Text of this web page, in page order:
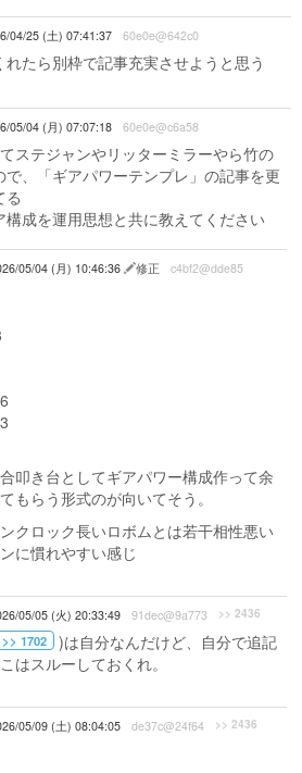
04/25 (土) 07:41:37 60e0e@642c0
れたら別枠で記事充実させようと思う
05/04 (月) 07:07:18 60e0e@c6a58
ステジャンやリッターミラーやら竹の
、「ギアパワーテンプレ」の記事を更
る
構成を運用思想と共に教えてください
05/04 (月) 10:46:36 修正 c4bf2@dde85
叩き台としてギアパワー構成作って余
もらう形式のが向いてそう。
クロック長いロボムとは若干相性悪い
に慣れやすい感じ
05/05 (火) 20:33:49 91dec@9a773 >> 2436
>> 1702
)は自分なんだけど、自分で追記
はスルーしておくれ。
05/09 (土) 08:04:05 de37c@24f64 >> 2436